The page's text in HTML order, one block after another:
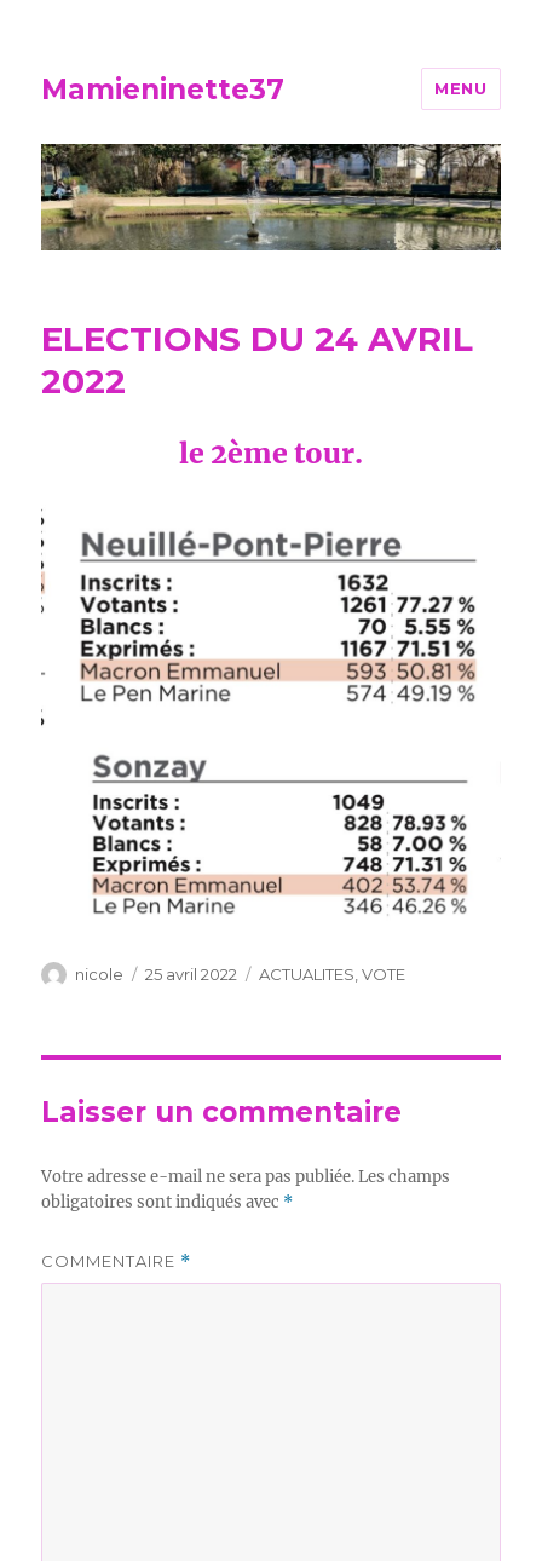
Mamieninette37 MENU
ELECTIONS DU 24 AVRIL
2022
le 2ème tour.
Auteur
nicole
Publié
25 avril 2022 Catégories
ACTUALITES,VOTE
Laisser un commentaire
Votre adresse e-mail ne sera pas publiée. Les champs
obligatoires sont indiqués avec *
COMMENTAIRE *